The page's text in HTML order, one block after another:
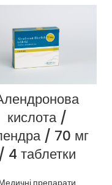
кислота /
/ 70 мг
/ 4 таблетки
препарати